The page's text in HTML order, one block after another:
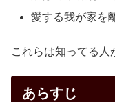
愛する我が家を
これらは知ってる人
あらすじ